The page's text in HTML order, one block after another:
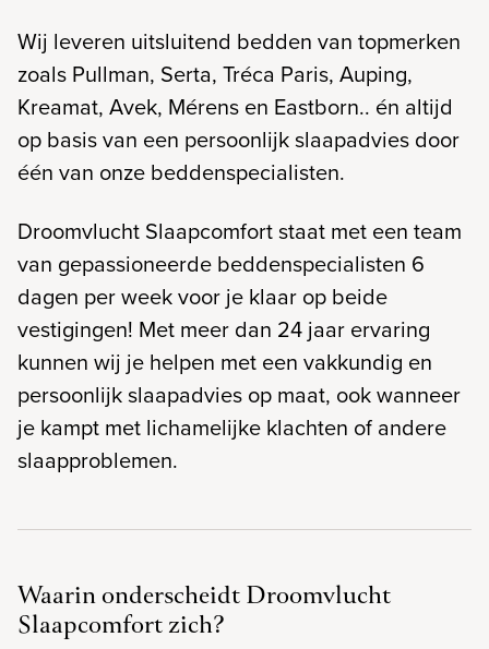
Wij leveren uitsluitend bedden van topmerken
zoals Pullman, Serta, Tréca Paris, Auping,
Kreamat, Avek, Mérens en Eastborn.. én altijd
op basis van een persoonlijk slaapadvies door
één van onze beddenspecialisten.
Droomvlucht Slaapcomfort staat met een team
van gepassioneerde beddenspecialisten 6
dagen per week voor je klaar op beide
vestigingen! Met meer dan 24 jaar ervaring
kunnen wij je helpen met een vakkundig en
persoonlijk slaapadvies op maat, ook wanneer
je kampt met lichamelijke klachten of andere
slaapproblemen.
Waarin onderscheidt Droomvlucht
Slaapcomfort zich?